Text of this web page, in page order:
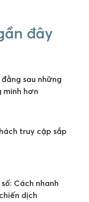
đây
sau những
minh hơn
truy cập sắp
Cách nhanh
dịch